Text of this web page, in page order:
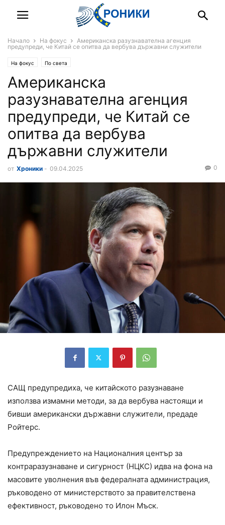
Начало На фокус
Американска разузнавателна агенция
предупреди, че Китай се опитва да вербува държавни служители
На фокус По света
Американска
разузнавателна агенция
предупреди, че Китай се
опитва да вербува
държавни служители
от Хроники - 09.04.2025 0
САЩ предупредиха, че китайското разузнаване
използва измамни методи, за да вербува настоящи и
бивши американски държавни служители, предаде
Ройтерс.
Предупреждението на Националния център за
контраразузнаване и сигурност (НЦКС) идва на фона на
масовите уволнения във федералната администрация,
ръководено от министерството за правителствена
ефективност, ръководено то Илон Мъск.